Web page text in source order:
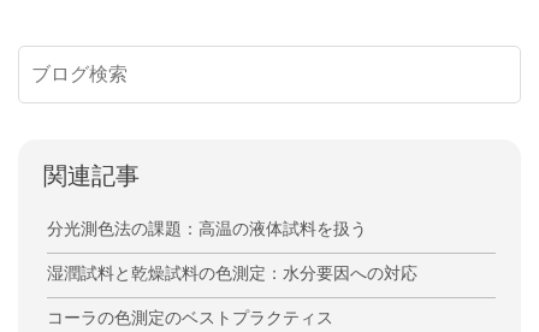
関連記事
分光測色法の課題：高温の液体試料を扱う
湿潤試料と乾燥試料の色測定：水分要因への対応
コーラの色測定のベストプラクティス